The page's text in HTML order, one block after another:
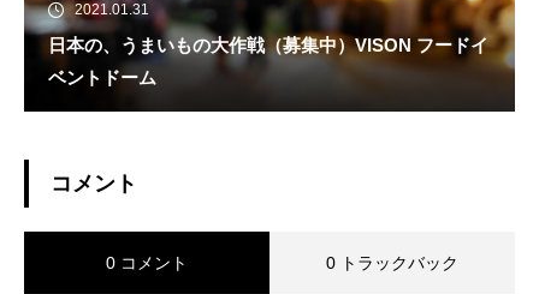
2021.01.31
日本の、うまいもの大作戦（募集中）VISON フードイ
ベントドーム
コメント
0 コメント 0 トラックバック